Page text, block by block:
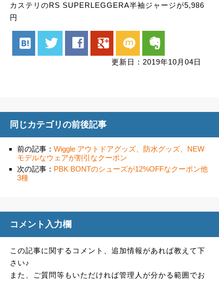
カステリのRS SUPERLEGGERA半袖ジャージが5,986
円
hatenabookmark twitter facebook google mixi evernote
更新日：2019年10月04日
同じカテゴリの前後記事
前の記事： Wiggle アウトドアグッズ、防水グッズ、NEW
モデルなウェアが割引なクーポン
次の記事： PBK BONTのシューズが12%OFFなクーポン他
3種
コメント入力欄
この記事に関するコメント、追加情報があれば教えて下
さい♪
また、ご質問等もいただければ管理人が分かる範囲でお